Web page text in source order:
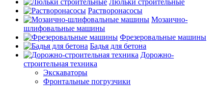
Люльки строительные
Растворонасосы
Мозаично-
шлифовальные машины
Фрезеровальные машины
Бадья для бетона
Дорожно-
строительная техника
Экскаваторы
Фронтальные погрузчики